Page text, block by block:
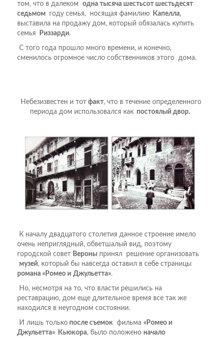
том, что в далеком одна тысяча шестьсот шестьдесят
седьмом году семья, носящая фамилию Капелла,
выставила на продажу дом, который обязалась купить
семья
Риззарди.
С того года прошло много времени, и конечно,
сменилось огромное число собственников этого дома.
Небезизвестен и тот факт, что в течение определенного
периода дом использовался как постоялый двор.
К началу двадцатого столетия данное строение имело
очень неприглядный, обветшалый вид, поэтому
городской совет Вероны принял решение организовать
музей, который бы навсегда оставил в себе страницы
романа «Ромео и Джульетта».
Но, несмотря на то, что власти решились на
реставрацию, дом еще длительное время все так же
находился в неугодном состоянии.
И лишь только после съемок фильма «Ромео и
Джульетта» Кьюкора, было положено начало